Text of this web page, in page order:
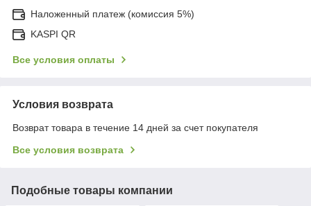
Наложенный платеж (комиссия 5%)
KASPI QR
Все условия оплаты
Условия возврата
Возврат товара в течение 14 дней за счет покупателя
Все условия возврата
Подобные товары компании